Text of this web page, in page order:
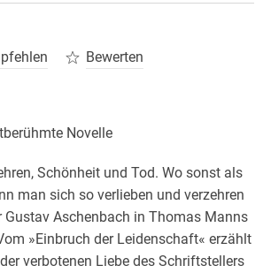
Bewerten
Novelle
Schönheit und Tod. Wo sonst als
man sich so verlieben und verzehren
Gustav Aschenbach in Thomas Manns
»Einbruch der Leidenschaft« erzählt
verbotenen Liebe des Schriftstellers